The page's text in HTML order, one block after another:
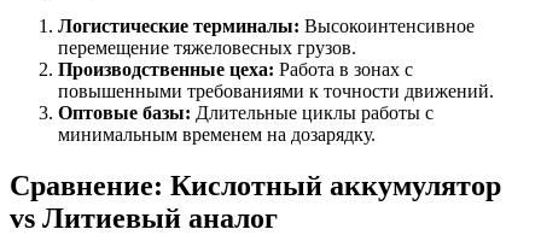
Логистические терминалы: Высокоинтенсивное
перемещение тяжеловесных грузов.
Производственные цеха: Работа в зонах с
повышенными требованиями к точности движений.
Оптовые базы: Длительные циклы работы с
минимальным временем на дозарядку.
Сравнение: Кислотный аккумулятор
vs Литиевый аналог